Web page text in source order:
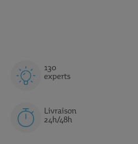
130
experts
Livraison
24h/48h